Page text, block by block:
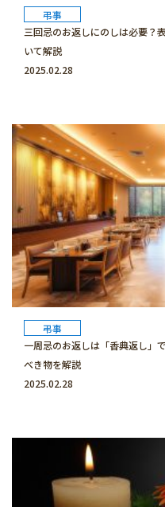
弔事
三回忌のお返しにのしは必要？
いて解説
2025.02.28
弔事
一周忌のお返しは「香典返し」
べき物を解説
2025.02.28